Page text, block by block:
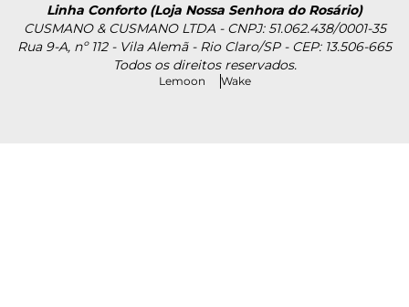
Linha Conforto (Loja Nossa Senhora do Rosário)
CUSMANO & CUSMANO LTDA - CNPJ: 51.062.438/0001-35
Rua 9-A, nº 112 - Vila Alemã - Rio Claro/SP - CEP: 13.506-665
Todos os direitos reservados.
Lemoon Wake